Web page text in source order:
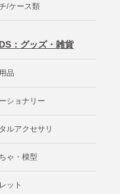
/ケース類
：グッズ・雑貨
品
ショナリー
ルアクセサリ
ゃ・模型
ット